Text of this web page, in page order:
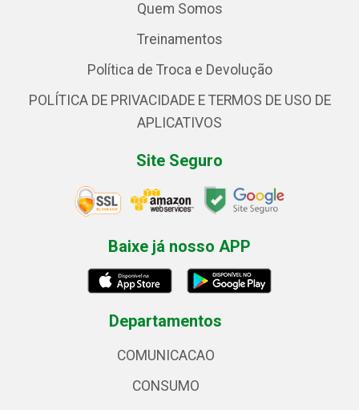
Quem Somos
Treinamentos
Política de Troca e Devolução
POLÍTICA DE PRIVACIDADE E TERMOS DE USO DE
APLICATIVOS
Site Seguro
Baixe já nosso APP
Departamentos
COMUNICACAO
CONSUMO